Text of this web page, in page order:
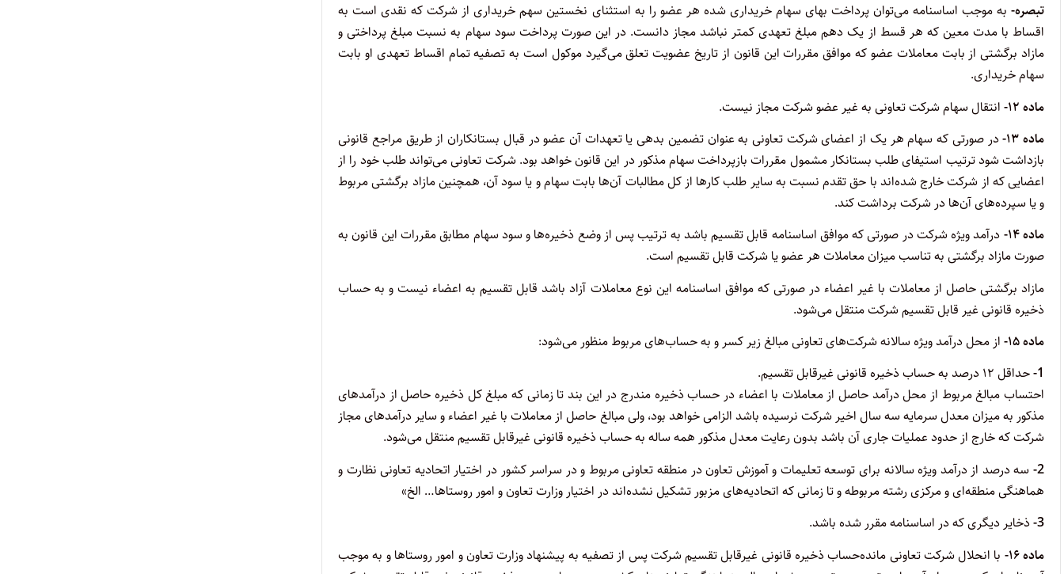
تبصره- به موجب اساسنامه می‌توان پرداخت بهای سهام خریداری شده هر عضو را به استثنای نخستین سهم خریداری از شرکت که نقدی است به‌
اقساط با مدت معین که هر قسط از یک دهم مبلغ تعهدی کمتر نباشد مجاز دانست. در این صورت پرداخت سود سهام به نسبت مبلغ پرداختی و
مازاد ‌برگشتی از بابت معاملات عضو که موافق مقررات این قانون از تاریخ عضویت تعلق می‌گیرد موکول است به تصفیه تمام اقساط تعهدی او بابت
سهام‌ خریداری.
ماده ۱۲-
انتقال سهام شرکت تعاونی به غیر عضو شرکت مجاز نیست.
‌ماده ۱۳-
در صورتی که سهام هر یک از اعضای شرکت تعاونی به عنوان تضمین بدهی یا تعهدات آن عضو در قبال بستانکاران از طریق مراجع‌ قانونی
بازداشت شود ترتیب استیفای طلب بستانکار مشمول مقررات بازپرداخت سهام مذکور در این قانون خواهد بود. شرکت تعاونی می‌تواند طلب ‌خود را از
اعضایی که از شرکت خارج شده‌اند با حق تقدم نسبت به سایر طلب ‌کارها از کل مطالبات آن‌ها بابت سهام و یا سود آن، همچنین مازاد برگشتی‌ مربوط
و یا سپرده‌‌های آن‌ها در شرکت برداشت کند.
ماده ۱۴-
درآمد ویژه شرکت در صورتی که موافق اساسنامه قابل تقسیم باشد به ترتیب پس از وضع ذخیره‌ها و سود سهام مطابق مقررات این قانون ‌به
صورت مازاد برگشتی به تناسب میزان معاملات هر عضو یا شرکت قابل تقسیم است.
‌مازاد برگشتی حاصل از معاملات با غیر اعضاء در صورتی که موافق اساسنامه این نوع معاملات آزاد باشد قابل تقسیم به اعضاء نیست و به حساب
ذخیره ‌قانونی غیر قابل تقسیم شرکت منتقل می‌شود.
ماده ۱۵-
از محل درآمد ویژه سالانه شرکت‌های تعاونی مبالغ زیر کسر و به حساب‌های مربوط منظور می‌شود:
1- حداقل ۱۲ درصد به حساب ذخیره قانونی غیرقابل تقسیم.
‌احتساب مبالغ مربوط از محل درآمد حاصل از معاملات با اعضاء در حساب ذخیره مندرج در این بند تا زمانی که مبلغ کل ذخیره حاصل از درآمدهای‌
مذکور به میزان معدل سرمایه سه سال اخیر شرکت نرسیده باشد الزامی خواهد بود، ولی مبالغ حاصل از معاملات با غیر اعضاء و سایر درآمدهای مجاز
‌شرکت که خارج از حدود عملیات جاری آن باشد بدون رعایت معدل مذکور همه‌ ساله به حساب ذخیره قانونی غیرقابل تقسیم منتقل می‌شود.
2- سه درصد از درآمد ویژه سالانه برای توسعه تعلیمات و آموزش تعاون در منطقه تعاونی مربوط و در سراسر کشور در اختیار اتحادیه تعاونی نظارت و
هماهنگی منطقه‌ای و مرکزی رشته مربوطه و تا زمانی که اتحادیه‌های مزبور تشکیل نشده‌اند در اختیار وزارت تعاون و امور روستاها… الخ»
3- ذخایر دیگری که در اساسنامه مقرر شده باشد.
ماده ۱۶-
با انحلال شرکت تعاونی مانده‌حساب ذخیره قانونی غیرقابل تقسیم شرکت پس از تصفیه به پیشنهاد وزارت تعاون و امور روستاها و به موجب